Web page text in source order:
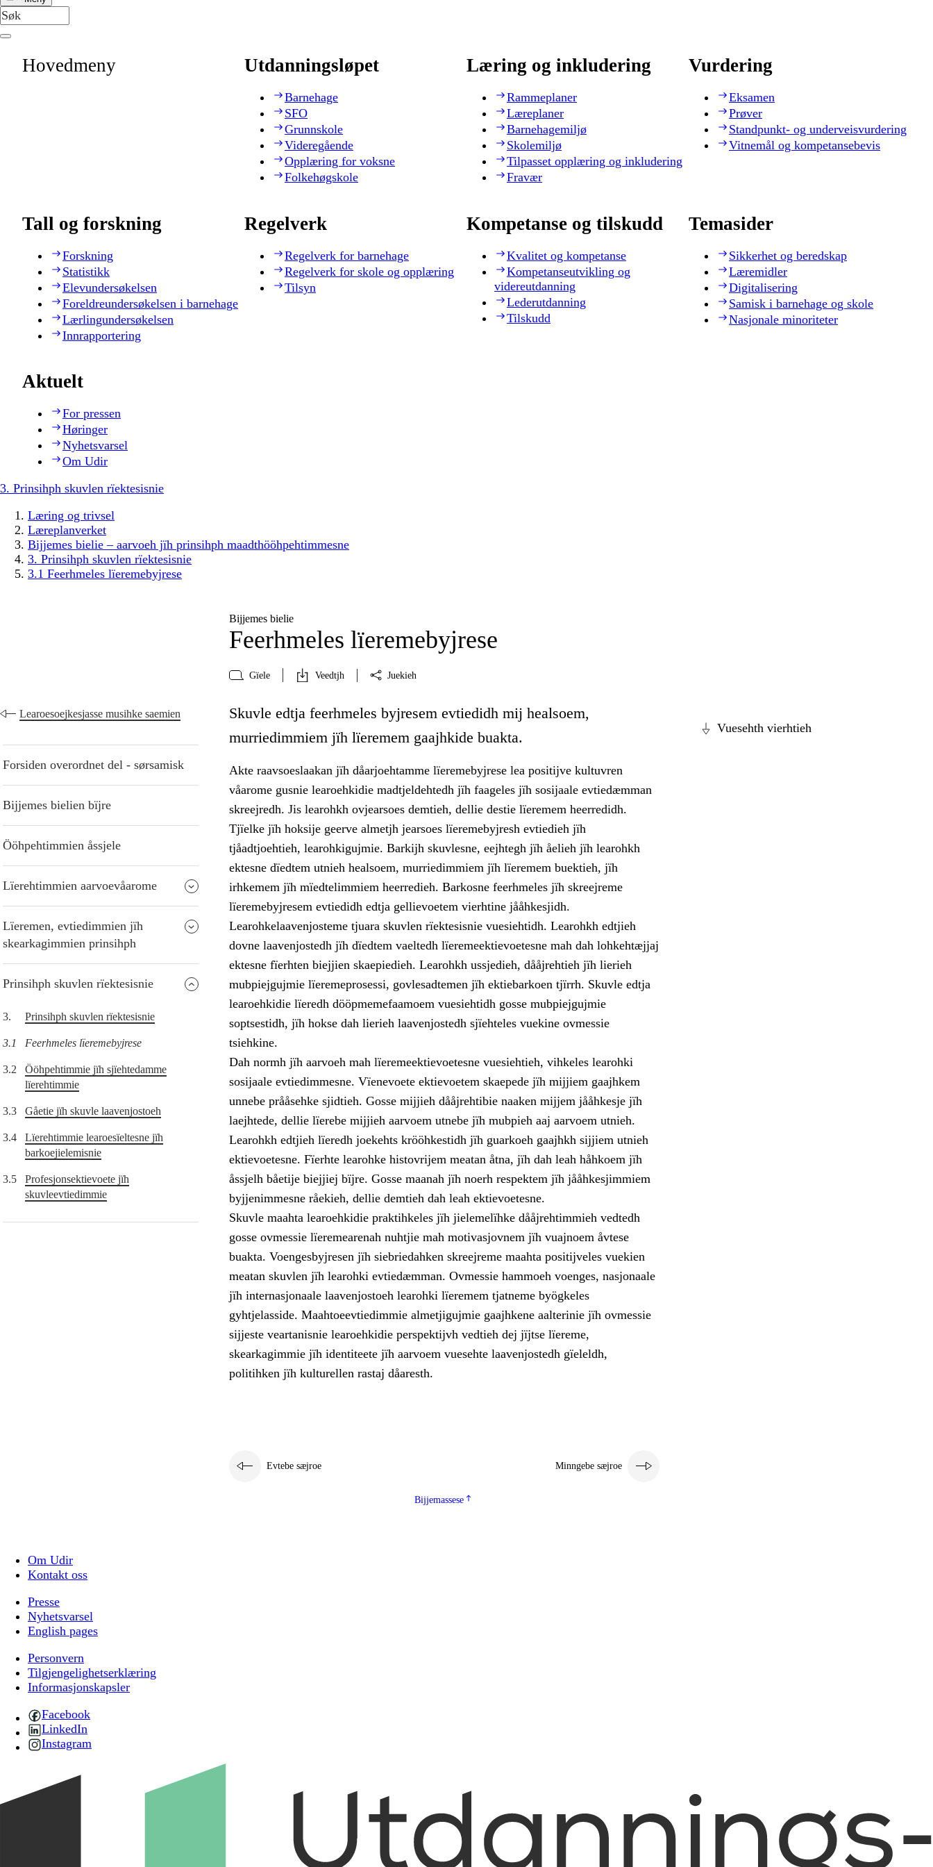
Hovedmeny Utdanningsløpet
Barnehage
SFO
Grunnskole
Videregående
Opplæring for voksne
Folkehøgskole
Læring og inkludering
Rammeplaner
Læreplaner
Barnehagemiljø
Skolemiljø
Tilpasset opplæring og inkludering
Fravær
Vurdering
Eksamen
Prøver
Standpunkt- og underveisvurdering
Vitnemål og kompetansebevis
Tall og forskning
Forskning
Statistikk
Elevundersøkelsen
Foreldreundersøkelsen i barnehage
Lærlingundersøkelsen
Innrapportering
Regelverk
Regelverk for barnehage
Regelverk for skole og opplæring
Tilsyn
Kompetanse og tilskudd
Kvalitet og kompetanse
Kompetanseutvikling og
videreutdanning
Lederutdanning
Tilskudd
Temasider
Sikkerhet og beredskap
Læremidler
Digitalisering
Samisk i barnehage og skole
Nasjonale minoriteter
Aktuelt
For pressen
Høringer
Nyhetsvarsel
Om Udir
3. Prinsihph skuvlen rïektesisnie
Læring og trivsel
Læreplanverket
Bijjemes bielie – aarvoeh jïh prinsihph maadthööhpehtimmesne
3. Prinsihph skuvlen rïektesisnie
3.1 Feerhmeles lïeremebyjrese
Bijjemes bielie
Feerhmeles lïeremebyjrese
Gïele Veedtjh Juekieh
Learoesoejkesjasse musihke saemien
Forsiden overordnet del - sørsamisk
Bijjemes bielien bïjre
Ööhpehtimmien åssjele
Lïerehtimmien aarvoevåarome
Lïeremen, evtiedimmien jïh
skearkagimmien prinsihph
Prinsihph skuvlen rïektesisnie
3. Prinsihph skuvlen rïektesisnie
3.1 Feerhmeles lïeremebyjrese
3.2
Ööhpehtimmie jïh sjïehtedamme
lïerehtimmie
3.3 Gåetie jïh skuvle laavenjostoeh
3.4
Lïerehtimmie learoesïeltesne jïh
barkoejielemisnie
3.5
Profesjonsektievoete jïh
skuvleevtiedimmie
Vuesehth vierhtieh
Skuvle edtja feerhmeles byjresem evtiedidh mij healsoem,
murriedimmiem jïh lïeremem gaajhkide buakta.
Akte raavsoeslaakan jïh dåarjoehtamme lïeremebyjrese lea positijve kultuvren
våarome gusnie learoehkidie madtjeldehtedh jïh faageles jïh sosijaale evtiedæmman
skreejredh. Jis learohkh ovjearsoes demtieh, dellie destie lïeremem heerredidh.
Tjïelke jïh hoksije geerve almetjh jearsoes lïeremebyjresh evtiedieh jïh
tjåadtjoehtieh, learohkigujmie. Barkijh skuvlesne, eejhtegh jïh åelieh jïh learohkh
ektesne dïedtem utnieh healsoem, murriedimmiem jïh lïeremem buektieh, jïh
irhkemem jïh mïedtelimmiem heerredieh. Barkosne feerhmeles jïh skreejreme
lïeremebyjresem evtiedidh edtja gellievoetem vierhtine jååhkesjidh.
Learohkelaavenjosteme tjuara skuvlen rïektesisnie vuesiehtidh. Learohkh edtjieh
dovne laavenjostedh jïh dïedtem vaeltedh lïeremeektievoetesne mah dah lohkehtæjjaj
ektesne fïerhten biejjien skaepiedieh. Learohkh ussjedieh, dååjrehtieh jïh lierieh
mubpiejgujmie lïeremeprosessi, govlesadtemen jïh ektiebarkoen tjïrrh. Skuvle edtja
learoehkidie lïeredh dööpmemefaamoem vuesiehtidh gosse mubpiejgujmie
soptsestidh, jïh hokse dah lierieh laavenjostedh sjïehteles vuekine ovmessie
tsiehkine.
Dah normh jïh aarvoeh mah lïeremeektievoetesne vuesiehtieh, vihkeles learohki
sosijaale evtiedimmesne. Vïenevoete ektievoetem skaepede jïh mijjiem gaajhkem
unnebe prååsehke sjidtieh. Gosse mijjieh dååjrehtibie naaken mijjem jååhkesje jïh
laejhtede, dellie lïerebe mijjieh aarvoem utnebe jïh mubpieh aaj aarvoem utnieh.
Learohkh edtjieh lïeredh joekehts krööhkestidh jïh guarkoeh gaajhkh sijjiem utnieh
ektievoetesne. Fïerhte learohke histovrijem meatan åtna, jïh dah leah håhkoem jïh
åssjelh båetije biejjiej bïjre. Gosse maanah jïh noerh respektem jïh jååhkesjimmiem
byjjenimmesne råekieh, dellie demtieh dah leah ektievoetesne.
Skuvle maahta learoehkidie praktihkeles jïh jielemelïhke dååjrehtimmieh vedtedh
gosse ovmessie lïeremearenah nuhtjie mah motivasjovnem jïh vuajnoem åvtese
buakta. Voengesbyjresen jïh siebriedahken skreejreme maahta positijveles vuekien
meatan skuvlen jïh learohki evtiedæmman. Ovmessie hammoeh voenges, nasjonaale
jïh internasjonaale laavenjostoeh learohki lïeremem tjatneme byögkeles
gyhtjelasside. Maahtoeevtiedimmie almetjigujmie gaajhkene aalterinie jïh ovmessie
sijjeste veartanisnie learoehkidie perspektijvh vedtieh dej jïjtse lïereme,
skearkagimmie jïh identiteete jïh aarvoem vuesehte laavenjostedh gïeleldh,
politihken jïh kulturellen rastaj dåaresth.
Evtebe sæjroe Minngebe sæjroe
Bijjemassese
Om Udir
Kontakt oss
Presse
Nyhetsvarsel
English pages
Personvern
Tilgjengelighetserklæring
Informasjonskapsler
Facebook
LinkedIn
Instagram